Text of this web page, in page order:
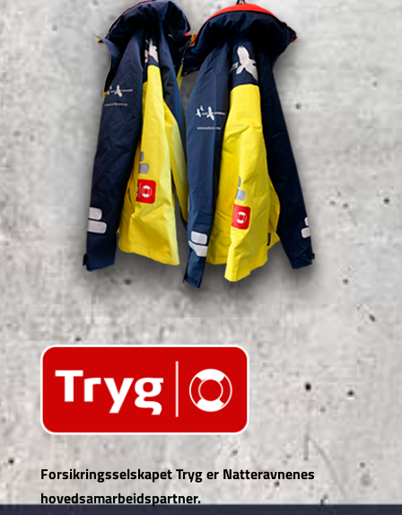
Forsikringsselskapet Tryg er Natteravnenes
hovedsamarbeidspartner.